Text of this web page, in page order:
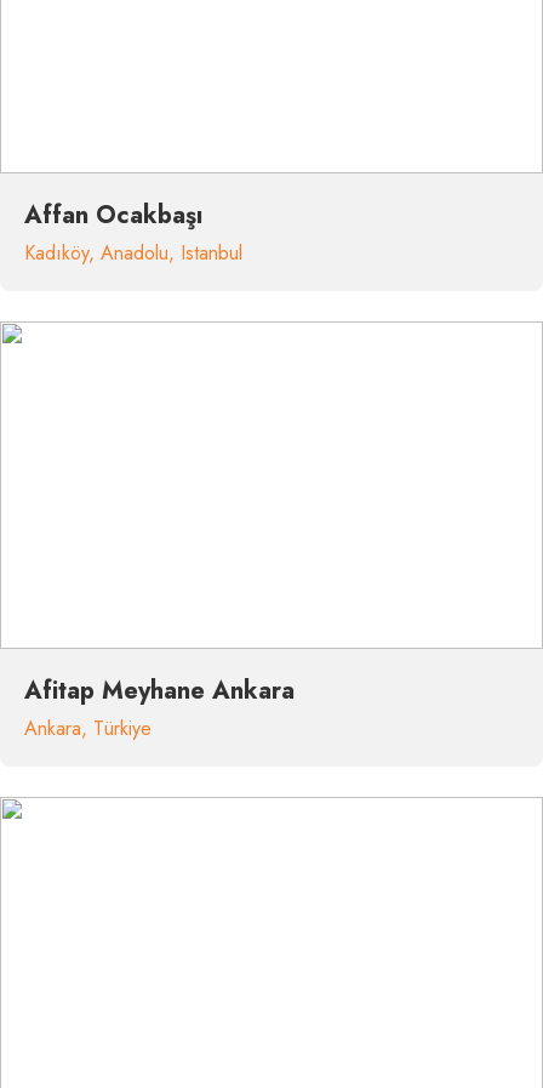
Affan Ocakbaşı
Kadıköy, Anadolu, Istanbul
Afitap Meyhane Ankara
Ankara, Türkiye